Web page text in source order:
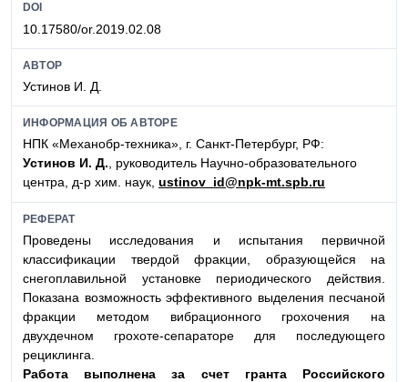
DOI
10.17580/or.2019.02.08
АВТОР
Устинов И. Д.
ИНФОРМАЦИЯ ОБ АВТОРЕ
НПК «Механобр-техника», г. Санкт-Петербург, РФ:
Устинов И. Д., руководитель Научно-образовательного
центра, д-р хим. наук, ustinov_id@npk-mt.spb.ru
РЕФЕРАТ
Проведены исследования и испытания первичной
классификации твердой фракции, образующейся на
снегоплавильной установке периодического действия.
Показана возможность эффективного выделения песчаной
фракции методом вибрационного грохочения на
двухдечном грохоте-сепараторе для последующего
рециклинга.
Работа выполнена за счет гранта Российского